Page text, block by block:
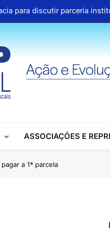
para discutir parceria
da Seguridade
no Congresso e
Aproveite os descontos
para discutir parceria
no Congresso e
Aproveite os descontos
ASSOCIAÇÕES E
a 1ª parcela